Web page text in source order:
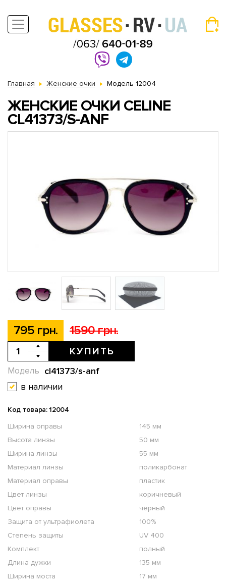
Главная Женские очки Модель 12004
ЖЕНСКИЕ ОЧКИ CELINE
CL41373/S-ANF
795 грн. 1590 грн.
КУПИТЬ
cl41373/s-anf
Модель
в наличии
Код товара: 12004
Ширина оправы
145 мм
Высота линзы
50 мм
Ширина линзы
55 мм
Материал линзы
поликарбонат
Материал оправы
пластик
Цвет линзы
коричневый
Цвет оправы
чёрный
Защита от ультрафиолета
100%
Степень защиты
UV 400
Комплект
полный
Длина дужки
135 мм
Ширина моста
17 мм